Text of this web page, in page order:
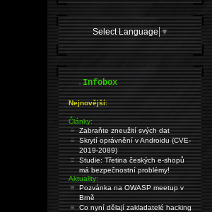
Select Language ▼
.Infobox
Nejnovější:
Články:
Zabraňte zneužití svých dat
Skrytí oprávnění v Androidu (CVE-
2019-2089)
Studie: Třetina českých e-shopů
má bezpečnostní problémy!
Aktuality:
Pozvánka na OWASP meetup v
Brně
Co nyní dělají zakladatelé hacking